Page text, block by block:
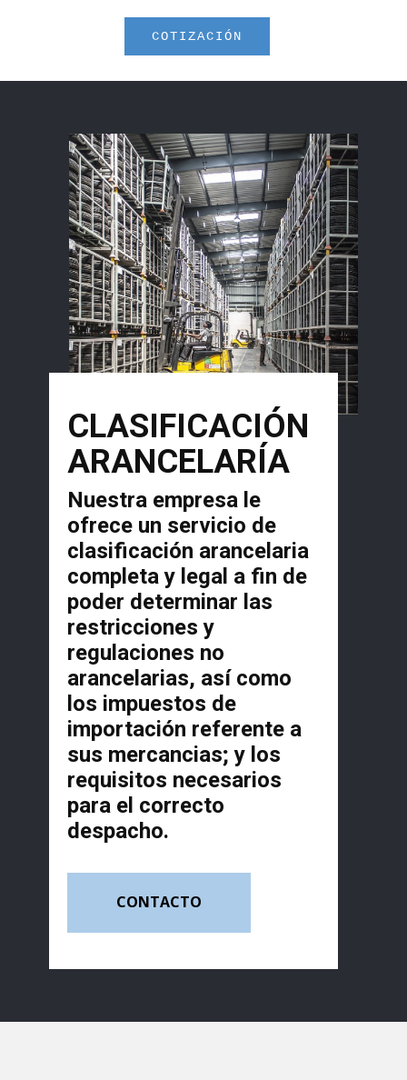
COTIZACIÓN
CLASIFICACIÓN
ARANCELARÍA
Nuestra empresa le
ofrece un servicio de
clasificación arancelaria
completa y legal a fin de
poder determinar las
restricciones y
regulaciones no
arancelarias, así como
los impuestos de
importación referente a
sus mercancias; y los
requisitos necesarios
para el correcto
despacho.
CONTACTO